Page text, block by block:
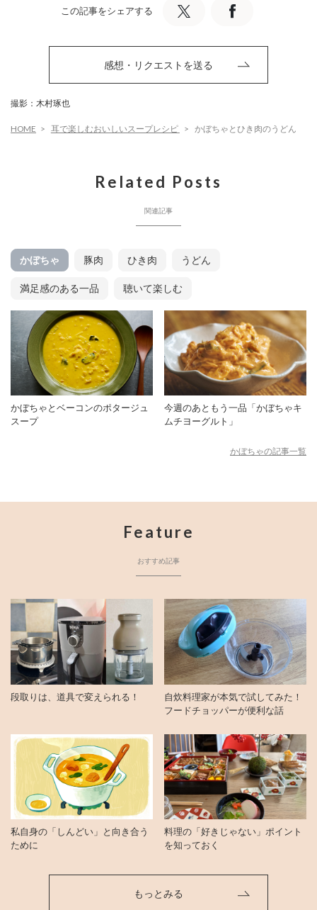
この記事をシェアする
感想・リクエストを送る
撮影：木村琢也
HOME 耳で楽しむおいしいスープレシピ かぼちゃとひき肉のうどん
Related Posts
関連記事
かぼちゃ 豚肉 ひき肉 うどん
満足感のある一品 聴いて楽しむ
かぼちゃとベーコンのポタージュ
スープ
今週のあともう一品「かぼちゃキ
ムチヨーグルト」
かぼちゃの記事一覧
Feature
おすすめ記事
段取りは、道具で変えられる！
自炊料理家が本気で試してみた！
フードチョッパーが便利な話
私自身の「しんどい」と向き合う
ために
料理の「好きじゃない」ポイント
を知っておく
もっとみる